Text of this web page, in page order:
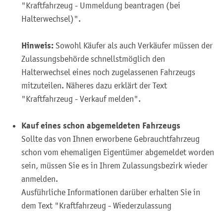
"Kraftfahrzeug - Ummeldung beantragen (bei
Halterwechsel)".
Hinweis: Sowohl Käufer als auch Verkäufer müssen der
Zulassungsbehörde schnellstmöglich den
Halterwechsel eines noch zugelassenen Fahrzeugs
mitzuteilen. Näheres dazu erklärt der Text
"Kraftfahrzeug - Verkauf melden".
Kauf eines schon abgemeldeten Fahrzeugs
Sollte das von Ihnen erworbene Gebrauchtfahrzeug
schon vom ehemaligen Eigentümer abgemeldet worden
sein, müssen Sie es in Ihrem Zulassungsbezirk wieder
anmelden.
Ausführliche Informationen darüber erhalten Sie in
dem Text "Kraftfahrzeug - Wiederzulassung